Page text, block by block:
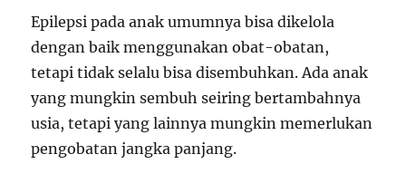
Epilepsi pada anak umumnya bisa dikelola
dengan baik menggunakan obat-obatan,
tetapi tidak selalu bisa disembuhkan. Ada anak
yang mungkin sembuh seiring bertambahnya
usia, tetapi yang lainnya mungkin memerlukan
pengobatan jangka panjang.